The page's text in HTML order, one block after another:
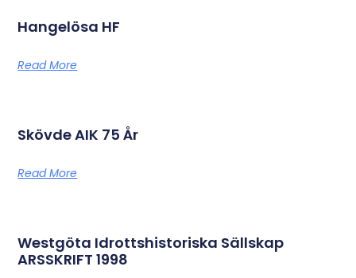
Hangelösa HF
Read More
Skövde AIK 75 År
Read More
Westgöta Idrottshistoriska Sällskap
ARSSKRIFT 1998